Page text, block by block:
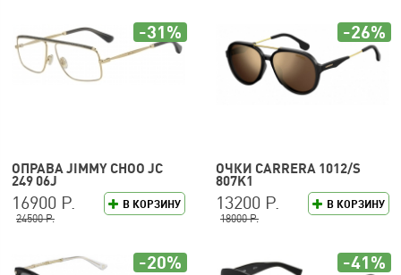
ОПРАВА JIMMY CHOO JC
249 06J
В КОРЗИНУ
16900 Р.
24500 Р.
-31%
ОЧКИ CARRERA 1012/S
807K1
В КОРЗИНУ
13200 Р.
18000 Р.
-26%
-20% -41%